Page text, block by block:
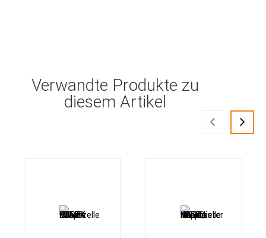
Verwandte Produkte zu
diesem Artikel
‹ ›